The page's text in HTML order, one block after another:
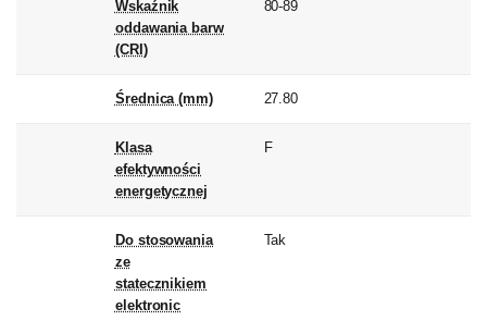
Wskaźnik
oddawania barw
(CRI)
80-89
Średnica (mm) 27.80
Klasa
efektywności
energetycznej
F
Do stosowania
ze
statecznikiem
elektronic
Tak